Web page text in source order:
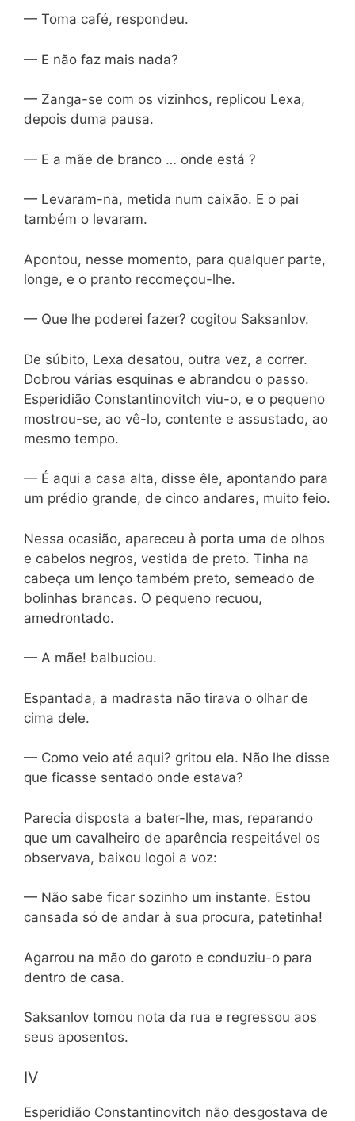
— Toma café, respondeu.
— E não faz mais nada?
— Zanga-se com os vizinhos, replicou Lexa,
depois duma pausa.
— E a mãe de branco … onde está ?
— Levaram-na, metida num caixão. E o pai
também o levaram.
Apontou, nesse momento, para qualquer parte,
longe, e o pranto recomeçou-lhe.
— Que lhe poderei fazer? cogitou Saksanlov.
De súbito, Lexa desatou, outra vez, a correr.
Dobrou várias esquinas e abrandou o passo.
Esperidião Constantinovitch viu-o, e o pequeno
mostrou-se, ao vê-lo, contente e assustado, ao
mesmo tempo.
— É aqui a casa alta, disse êle, apontando para
um prédio grande, de cinco andares, muito feio.
Nessa ocasião, apareceu à porta uma de olhos
e cabelos negros, vestida de preto. Tinha na
cabeça um lenço também preto, semeado de
bolinhas brancas. O pequeno recuou,
amedrontado.
— A mãe! balbuciou.
Espantada, a madrasta não tirava o olhar de
cima dele.
— Como veio até aqui? gritou ela. Não lhe disse
que ficasse sentado onde estava?
Parecia disposta a bater-lhe, mas, reparando
que um cavalheiro de aparência respeitável os
observava, baixou logoi a voz:
— Não sabe ficar sozinho um instante. Estou
cansada só de andar à sua procura, patetinha!
Agarrou na mão do garoto e conduziu-o para
dentro de casa.
Saksanlov tomou nota da rua e regressou aos
seus aposentos.
IV
Esperidião Constantinovitch não desgostava de